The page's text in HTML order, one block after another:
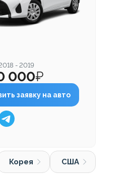
- 2019
000₽
заявку на авто
Корея США